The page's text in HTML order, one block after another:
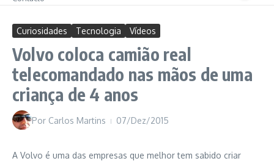
Curiosidades Tecnologia Vídeos
Volvo coloca camião real
telecomandado nas mãos de uma
criança de 4 anos
Por Carlos Martins 07/Dez/2015
A Volvo é uma das empresas que melhor tem sabido criar